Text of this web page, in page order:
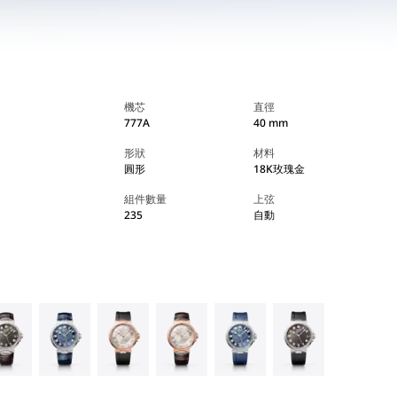
機芯
777A
直徑
40 mm
形狀
圓形
材料
18K玫瑰金
組件數量
235
上弦
自動